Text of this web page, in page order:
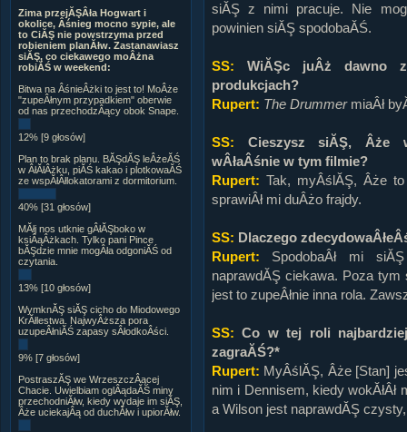
Zima przejĂŞÂła Hogwart i
okolice, Âśnieg mocno sypie, ale
to CiĂŞ nie powstrzyma przed
robieniem planĂłw. Zastanawiasz
siĂŞ, co ciekawego moÂżna
robiĂŚ w weekend:
Bitwa na ÂśnieÂżki to jest to! MoÂże
"zupeÂłnym przypadkiem" oberwie
od nas przechodzÂący obok Snape.
12% [9 głosów]
Plan to brak planu. BĂŞdĂŞ leÂżeĂŚ
w ÂłĂłÂżku, piĂŚ kakao i plotkowaĂŚ
ze wspĂłÂłlokatorami z dormitorium.
40% [31 głosów]
MĂłj nos utknie gÂłĂŞboko w
ksiÂąÂżkach. Tylko pani Pince
bĂŞdzie mnie mogÂła odgoniĂŚ od
czytania.
13% [10 głosów]
WymknĂŞ siĂŞ cicho do Miodowego
KrĂłlestwa. NajwyÂższa pora
uzupeÂłniĂŚ zapasy sÂłodkoÂści.
9% [7 głosów]
PostraszĂŞ we WrzeszczÂącej
Chacie. Uwielbiam oglÂądaĂŚ miny
przechodniĂłw, kiedy wydaje im siĂŞ,
Âże uciekajÂą od duchĂłw i upiorĂłw.
siĂŞ z nimi pracuje. Nie
powinien siĂŞ spodobaĂŚ.
SS: WiĂŞc juÂż dawno
produkcjach?
Rupert: The DrummermiaÂł
SS: Cieszysz siĂŞ, Âże
wÂłaÂśnie w tym filmie?
Rupert: Tak, myÂślĂŞ, Âże
sprawiÂł mi duÂżo frajdy.
SS: Dlaczego
Rupert: SpodobaÂł mi
naprawdĂŞ ciekawa. Poza
jest to zupeÂłnie inna rola.
SS: Co w tej roli
zagraĂŚ?*
Rupert: MyÂślĂŞ, Âże [Stan]
nim i Dennisem, kiedy
a Wilson jest naprawdĂŞ